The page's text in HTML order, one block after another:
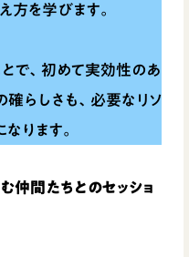
方を学びます。
で、初めて実効性のあ
らしさも、必要なリソ
ります。
仲間たちとのセッショ